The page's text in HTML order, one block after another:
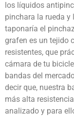
los líquidos
pinchara la rueda
taponaría el
grafen es un tejido
resistentes, que
cámara de tu
bandas del
decir que, nuestra
más alta
analizado y para